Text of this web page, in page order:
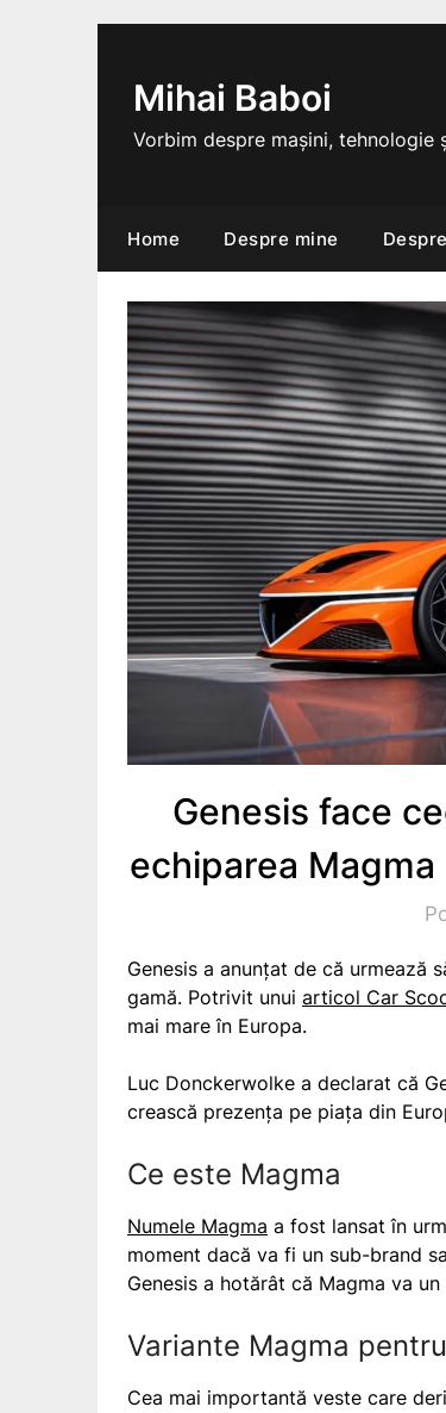
Mihai Baboi
Vorbim despre mașini, tehnologie
Home Despre mine
Genesis face
echiparea
Genesis a anunțat de că urmează
gamă. Potrivit unui articol Car
mai mare în Europa.
Luc Donckerwolke a declarat că
crească prezența pe piața din
Ce este Magma
Numele Magma a fost lansat în
moment dacă va fi un sub-brand
Genesis a hotărât că Magma va
Variante Magma
Cea mai importantă veste care